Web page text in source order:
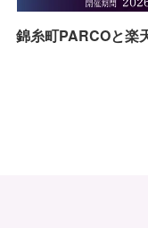
錦糸町PARCOと楽